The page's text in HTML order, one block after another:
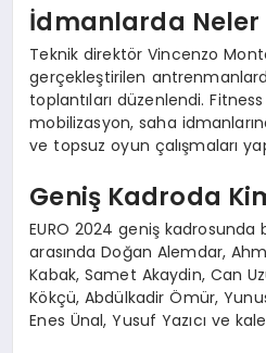
İdmanlarda Neler
Teknik direktör Vincenzo
gerçekleştirilen
toplantıları düzenlendi.
mobilizasyon, saha
ve topsuz oyun çalışmaları
Geniş Kadroda
EURO 2024 geniş
arasında Doğan Alemdar,
Kabak, Samet Akaydin, Can
Kökçü, Abdülkadir Ömür,
Enes Ünal, Yusuf Yazıcı ve